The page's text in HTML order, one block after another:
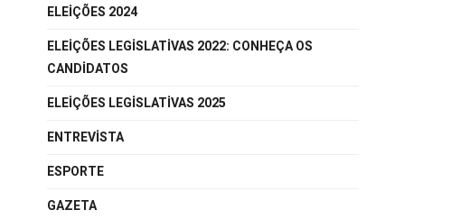
ELEIÇÕES 2024
ELEIÇÕES LEGISLATIVAS 2022: CONHEÇA OS
CANDIDATOS
ELEIÇÕES LEGISLATIVAS 2025
ENTREVISTA
ESPORTE
GAZETA